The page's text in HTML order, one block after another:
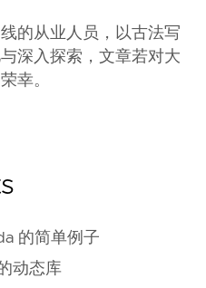
的从业人员，以古法写
深入探索，文章若对大
幸。
的简单例子
动态库